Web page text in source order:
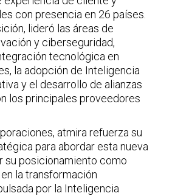
con presencia en 26 países.
lideró las áreas de
y ciberseguridad,
tecnológica en
la adopción de Inteligencia
y el desarrollo de alianzas
los principales proveedores
atmira refuerza su
para abordar esta nueva
su posicionamiento como
la transformación
por la Inteligencia